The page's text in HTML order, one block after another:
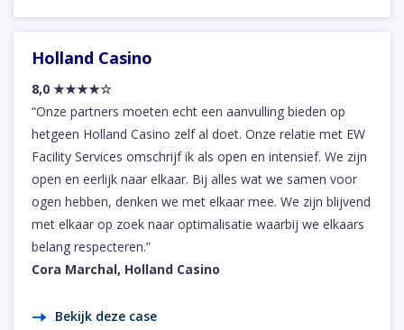
Holland Casino
8,0 ★★★★☆
“Onze partners moeten echt een aanvulling bieden op
hetgeen Holland Casino zelf al doet. Onze relatie met EW
Facility Services omschrijf ik als open en intensief. We zijn
open en eerlijk naar elkaar. Bij alles wat we samen voor
ogen hebben, denken we met elkaar mee. We zijn blijvend
met elkaar op zoek naar optimalisatie waarbij we elkaars
belang respecteren.”
Cora Marchal, Holland Casino
Bekijk deze case